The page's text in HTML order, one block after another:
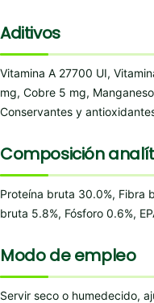
Aditivos
Vitamina A 27700 UI,
mg, Cobre 5 mg,
Conservantes y
Composición
Proteína bruta 30.0%, Fibra
bruta 5.8%, Fósforo 0.6%,
Modo de empleo
Servir seco o humedecido,